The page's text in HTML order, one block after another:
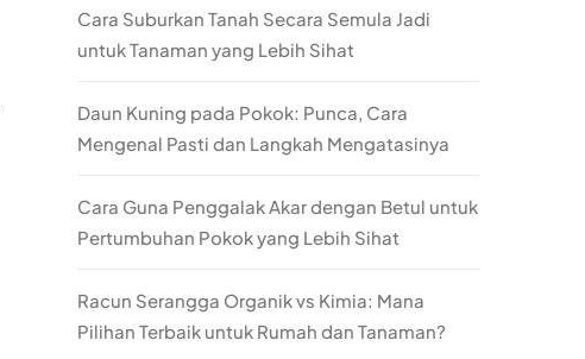
Cara Suburkan Tanah Secara Semula Jadi
untuk Tanaman yang Lebih Sihat
Daun Kuning pada Pokok: Punca, Cara
Mengenal Pasti dan Langkah Mengatasinya
Cara Guna Penggalak Akar dengan Betul untuk
Pertumbuhan Pokok yang Lebih Sihat
Racun Serangga Organik vs Kimia: Mana
Pilihan Terbaik untuk Rumah dan Tanaman?